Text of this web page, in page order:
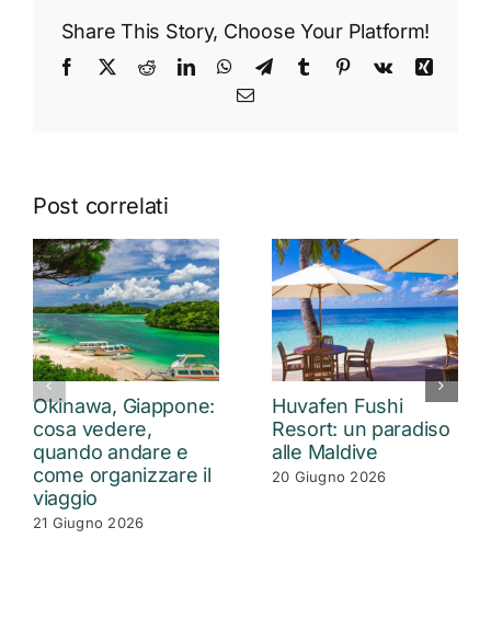
Share This Story, Choose Your Platform!
Facebook
X RedditLinkedInWhatsApp
TelegramTumblr Pinterest
Vk
Xing
Email
Post correlati
Okinawa, Giappone:
cosa vedere,
quando andare e
come organizzare il
viaggio
21 Giugno 2026
Huvafen Fushi
Resort: un paradiso
alle Maldive
20 Giugno 2026